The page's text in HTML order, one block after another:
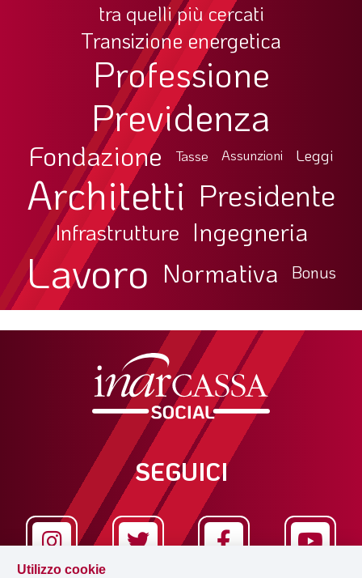
tra quelli più cercati
Transizione energetica
Professione
Previdenza
Fondazione Tasse Assunzioni Leggi
Architetti Presidente
Infrastrutture Ingegneria
Lavoro Normativa Bonus
SEGUICI
Utilizzo cookie